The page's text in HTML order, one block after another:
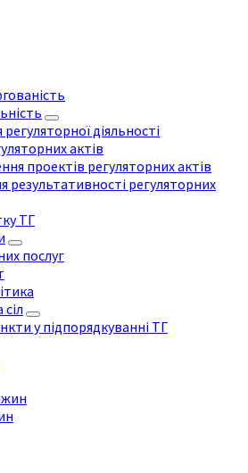
діяльності
актів
проектів регуляторних актів
результативності регуляторних
ТГ
послуг
у підпорядкуванні ТГ